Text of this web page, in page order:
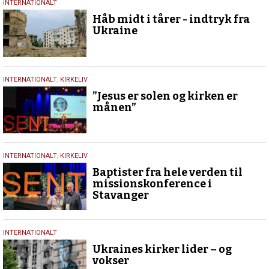
16.
oktober
2023
INTERNATIONALT
Håb midt i tårer - indtryk fra
Ukraine
12.
2023
INTERNATIONALT, KIRKELIV
”Jesus er solen og kirken er
månen”
12.
juli
2023
INTERNATIONALT, KIRKELIV
Baptister fra hele verden til
missionskonference i
Stavanger
8.
juli
2023
INTERNATIONALT
Ukraines kirker lider – og
vokser